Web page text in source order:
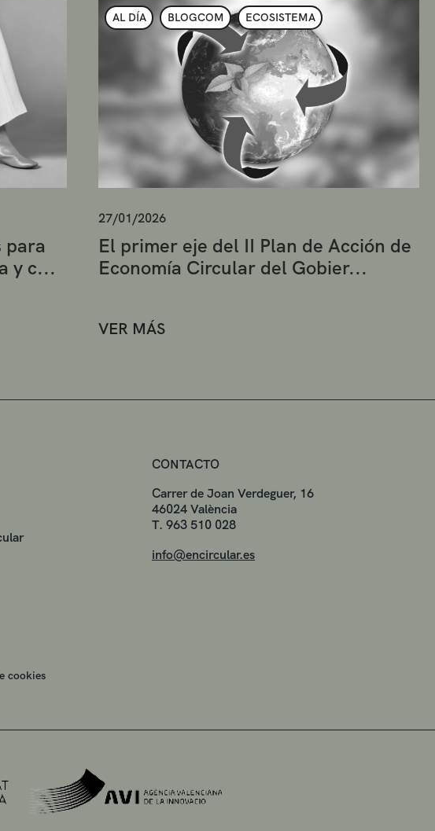
para
y c...
AL DÍA BLOGCOM ECOSISTEMA
27/01/2026
El primer eje del II Plan de Acción de
Economía Circular del Gobier...
VER MÁS
cookies
CONTACTO
Carrer de Joan Verdeguer, 16
46024 València
T. 963 510 028
info@encircular.es